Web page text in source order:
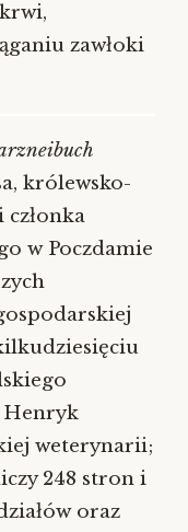
zawłoki
królewsko-
w Poczdamie
Henryk
weterynarii;
248 stron i
oraz